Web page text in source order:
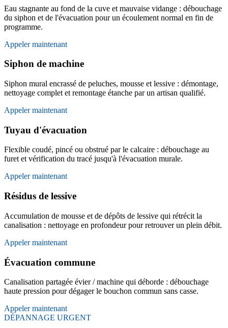
Eau stagnante au fond de la cuve et mauvaise vidange : débouchage
du siphon et de l'évacuation pour un écoulement normal en fin de
programme.
Appeler maintenant
Siphon de machine
Siphon mural encrassé de peluches, mousse et lessive : démontage,
nettoyage complet et remontage étanche par un artisan qualifié.
Appeler maintenant
Tuyau d'évacuation
Flexible coudé, pincé ou obstrué par le calcaire : débouchage au
furet et vérification du tracé jusqu'à l'évacuation murale.
Appeler maintenant
Résidus de lessive
Accumulation de mousse et de dépôts de lessive qui rétrécit la
canalisation : nettoyage en profondeur pour retrouver un plein débit.
Appeler maintenant
Évacuation commune
Canalisation partagée évier / machine qui déborde : débouchage
haute pression pour dégager le bouchon commun sans casse.
Appeler maintenant
DÉPANNAGE URGENT